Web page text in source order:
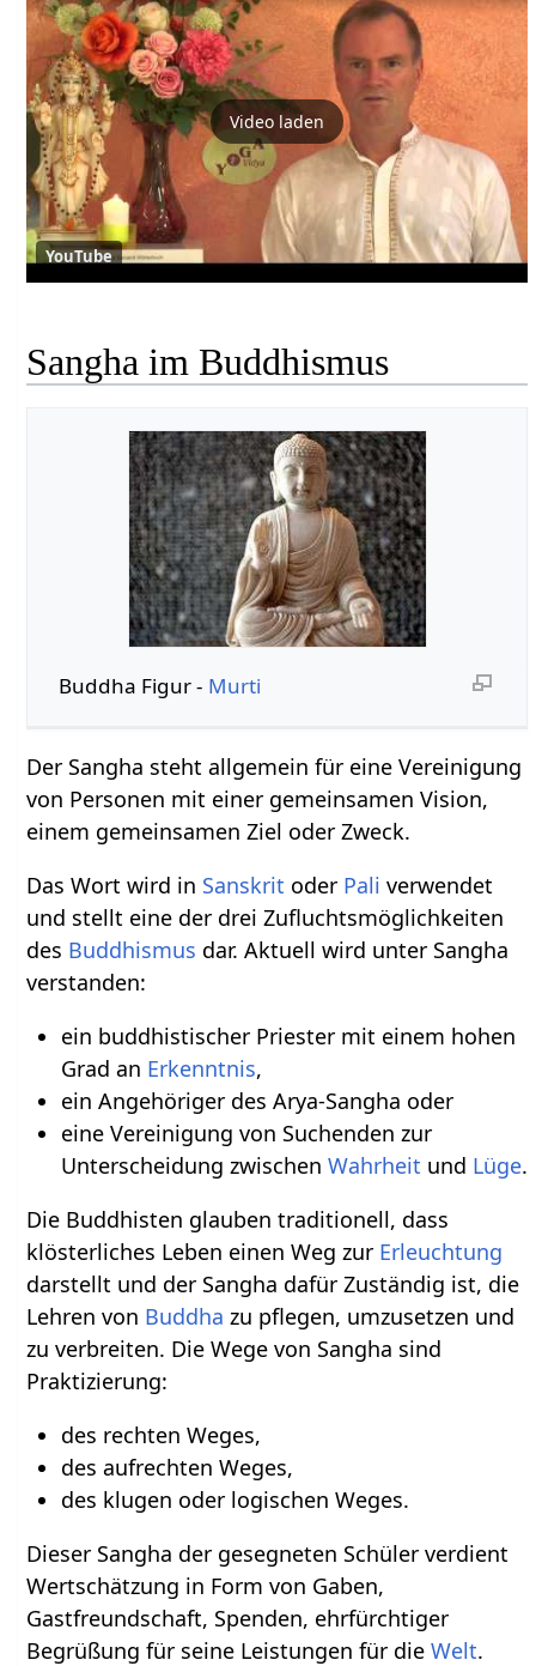
Video laden
YouTube
Sangha im Buddhismus
Buddha Figur - Murti
Der Sangha steht allgemein für eine Vereinigung
von Personen mit einer gemeinsamen Vision,
einem gemeinsamen Ziel oder Zweck.
Das Wort wird in Sanskrit oder Pali verwendet
und stellt eine der drei Zufluchtsmöglichkeiten
des Buddhismus dar. Aktuell wird unter Sangha
verstanden:
ein buddhistischer Priester mit einem hohen
Grad an Erkenntnis,
ein Angehöriger des Arya-Sangha oder
eine Vereinigung von Suchenden zur
Unterscheidung zwischen Wahrheit und Lüge.
Die Buddhisten glauben traditionell, dass
klösterliches Leben einen Weg zur Erleuchtung
darstellt und der Sangha dafür Zuständig ist, die
Lehren von Buddha zu pflegen, umzusetzen und
zu verbreiten. Die Wege von Sangha sind
Praktizierung:
des rechten Weges,
des aufrechten Weges,
des klugen oder logischen Weges.
Dieser Sangha der gesegneten Schüler verdient
Wertschätzung in Form von Gaben,
Gastfreundschaft, Spenden, ehrfürchtiger
Begrüßung für seine Leistungen für dieWelt.